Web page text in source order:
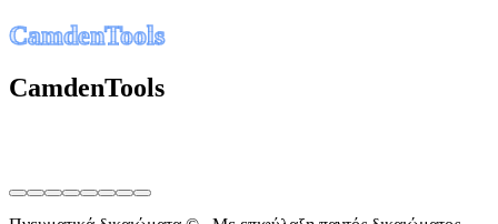
CamdenTools
CamdenTools